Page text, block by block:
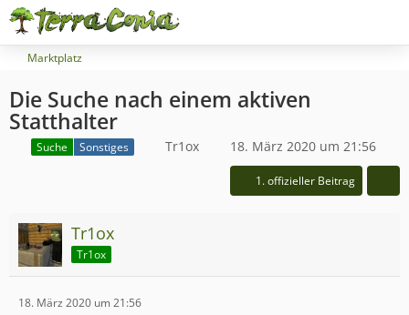
Marktplatz
Die Suche nach einem aktiven
Statthalter
Suche Sonstiges Tr1ox 18. März 2020 um 21:56
1. offizieller Beitrag
Tr1ox
Tr1ox
18. März 2020 um 21:56